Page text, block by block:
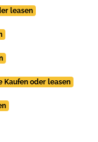
leasen
Kaufen oder leasen